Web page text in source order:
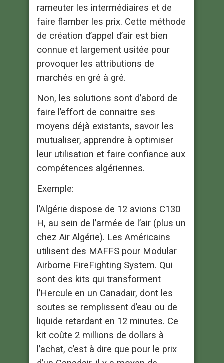
rameuter les intermédiaires et de
faire flamber les prix. Cette méthode
de création d’appel d’air est bien
connue et largement usitée pour
provoquer les attributions de
marchés en gré à gré.
Non, les solutions sont d’abord de
faire l’effort de connaitre ses
moyens déjà existants, savoir les
mutualiser, apprendre à optimiser
leur utilisation et faire confiance aux
compétences algériennes.
Exemple:
l’Algérie dispose de 12 avions C130
H, au sein de l’armée de l’air (plus un
chez Air Algérie). Les Américains
utilisent des MAFFS pour Modular
Airborne FireFighting System. Qui
sont des kits qui transforment
l’Hercule en un Canadair, dont les
soutes se remplissent d’eau ou de
liquide retardant en 12 minutes. Ce
kit coûte 2 millions de dollars à
l’achat, c’est à dire que pour le prix